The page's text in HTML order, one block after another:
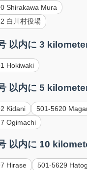
Shirakawa Mura
白川村役場
以内に 3
Hokiwaki
以内に 5
Kidani
501-5620
Ogimachi
以内に 10
Hirase
501-5629